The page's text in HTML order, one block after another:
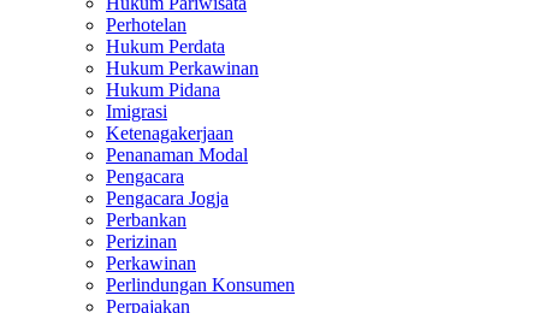
Perhotelan
Hukum Perdata
Hukum Perkawinan
Hukum Pidana
Imigrasi
Ketenagakerjaan
Penanaman Modal
Pengacara
Pengacara Jogja
Perbankan
Perizinan
Perkawinan
Perlindungan Konsumen
Perpajakan